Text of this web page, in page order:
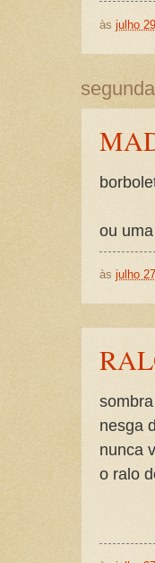
às julho
ou
às julho
nesga
nunca
o ralo